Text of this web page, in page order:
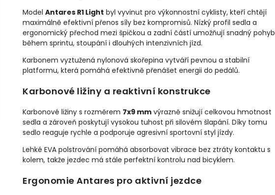
Model Antares R1 Light byl vyvinut pro výkonnostní cyklisty, kteří chtějí
maximálně efektivní přenos síly bez kompromisů. Nízký profil sedla a
ergonomický přechod mezi špičkou a zadní částí umožňují snadný pohyb
během sprintu, stoupání i dlouhých intenzivních jízd.
Karbonem vyztužená nylonová skořepina vytváří pevnou a stabilní
platformu, která pomáhá efektivně přenášet energii do pedálů.
Karbonové ližiny a reaktivní konstrukce
Karbonové ližiny s rozměrem 7x9 mm výrazně snižují celkovou hmotnost
sedla a zároveň poskytují vysokou tuhost při silovém šlapání. Díky tomu
sedlo reaguje rychle a podporuje agresivní sportovní styl jízdy.
Lehké EVA polstrování pomáhá absorbovat vibrace bez ztráty kontaktu s
kolem, takže jezdec má stále perfektní kontrolu nad bicyklem.
Ergonomie Antares pro aktivní jezdce